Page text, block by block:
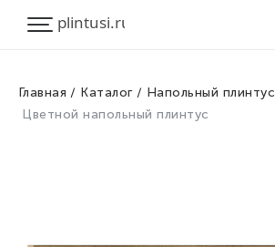
Корзина
Главная Каталог
Напольный плинтус
Цветной напольный плинтус